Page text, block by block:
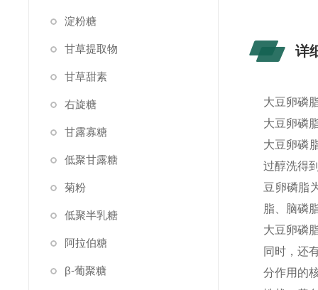
淀粉糖
甘草提取物
甘草甜素
右旋糖
甘露寡糖
低聚甘露糖
菊粉
低聚半乳糖
阿拉伯糖
β-葡聚糖
详
大豆卵磷
大豆卵磷
大豆卵磷
过醇洗得
豆卵磷脂
脂、脑磷
大豆卵磷
同时，还
分作用的